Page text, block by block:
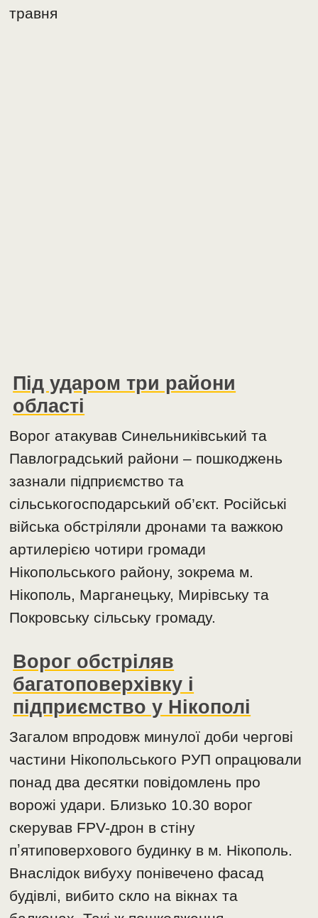
травня
Під ударом три райони
області
Ворог атакував Синельниківський та
Павлоградський райони – пошкоджень
зазнали підприємство та
сільськогосподарський об’єкт. Російські
війська обстріляли дронами та важкою
артилерією чотири громади
Нікопольського району, зокрема м.
Нікополь, Марганецьку, Мирівську та
Покровську сільську громаду.
Ворог обстріляв
багатоповерхівку і
підприємство у Нікополі
Загалом впродовж минулої доби чергові
частини Нікопольського РУП опрацювали
понад два десятки повідомлень про
ворожі удари. Близько 10.30 ворог
скерував FPV-дрон в стіну
пʼятиповерхового будинку в м. Нікополь.
Внаслідок вибуху понівечено фасад
будівлі, вибито скло на вікнах та